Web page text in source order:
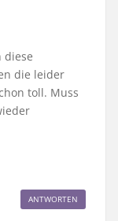
diese
die leider
toll. Muss
ANTWORTEN